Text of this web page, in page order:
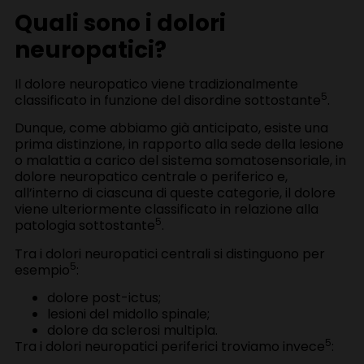
Quali sono i dolori
neuropatici?
Il dolore neuropatico viene tradizionalmente
classificato in funzione del disordine sottostante5.
Dunque, come abbiamo già anticipato, esiste una
prima distinzione, in rapporto alla sede della lesione
o malattia a carico del sistema somatosensoriale, in
dolore neuropatico centrale o periferico e,
all’interno di ciascuna di queste categorie, il dolore
viene ulteriormente classificato in relazione alla
patologia sottostante5.
Tra i dolori neuropatici centrali si distinguono per
esempio5:
dolore post-ictus;
lesioni del midollo spinale;
dolore da sclerosi multipla.
Tra i dolori neuropatici periferici troviamo invece5: